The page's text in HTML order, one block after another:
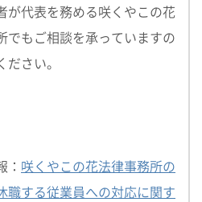
が代表を務める咲くやこの花
でもご相談を承っていますの
さい。
咲くやこの花法律事務所の
職する従業員への対応に関す